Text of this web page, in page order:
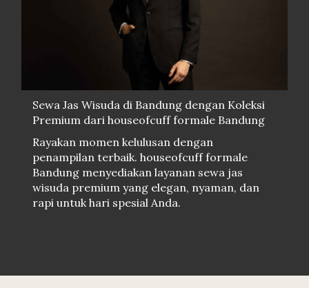
Sewa Jas Wisuda di Bandung dengan Koleksi
Premium dari houseofcuff formale Bandung
Rayakan momen kelulusan dengan
penampilan terbaik. houseofcuff formale
Bandung menyediakan layanan sewa jas
wisuda premium yang elegan, nyaman, dan
rapi untuk hari spesial Anda.